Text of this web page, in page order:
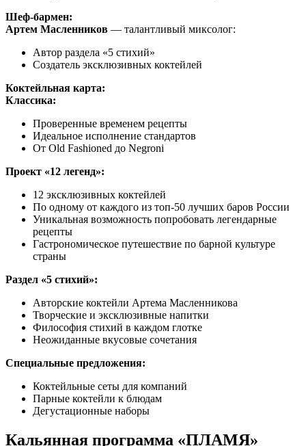
Шеф-бармен:
Артем Масленников — талантливый миксолог:
Автор раздела «5 стихий»
Создатель эксклюзивных коктейлей
Коктейльная карта:
Классика:
Проверенные временем рецепты
Идеальное исполнение стандартов
От Old Fashioned до Negroni
Проект «12 легенд»:
12 эксклюзивных коктейлей
По одному от каждого из топ-50 лучших баров России
Уникальная возможность попробовать легендарные
рецепты
Гастрономическое путешествие по барной культуре
страны
Раздел «5 стихий»:
Авторские коктейли Артема Масленникова
Творческие и эксклюзивные напитки
Философия стихий в каждом глотке
Неожиданные вкусовые сочетания
Специальные предложения:
Коктейльные сеты для компаний
Парные коктейли к блюдам
Дегустационные наборы
Кальянная программа «ПЛАМЯ»